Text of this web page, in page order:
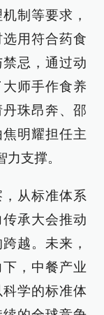
制等要求，
用符合药食
忌，通过动
师手作食养
丹珠昂奔、邵
明耀担任主
支撑。
从标准体系
承大会推动
越。未来，
，中餐产业
学的标准体